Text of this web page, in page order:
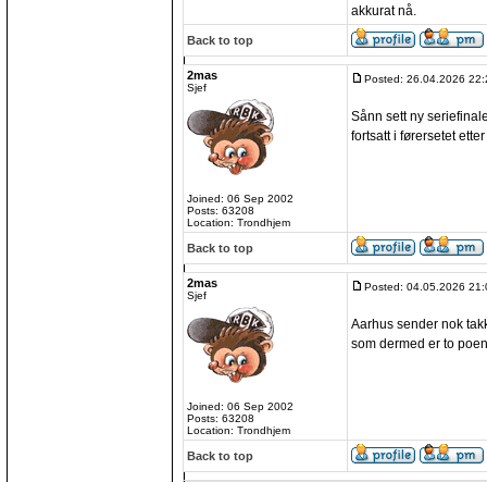
akkurat nå.
Back to top
2mas
Sjef
Joined: 06 Sep 2002
Posts: 63208
Location: Trondhjem
Posted: 26.04.2026
Sånn sett ny
fortsatt i førersetet
Back to top
2mas
Sjef
Joined: 06 Sep 2002
Posts: 63208
Location: Trondhjem
Posted: 04.05.2026
Aarhus sender nok
som dermed er to
Back to top